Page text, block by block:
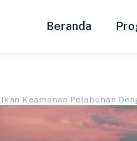
Beranda
Keamanan Pelabuhan